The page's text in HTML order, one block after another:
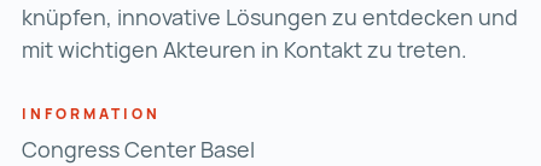
knüpfen, innovative Lösungen zu entdecken und
mit wichtigen Akteuren in Kontakt zu treten.
INFORMATION
Congress Center Basel